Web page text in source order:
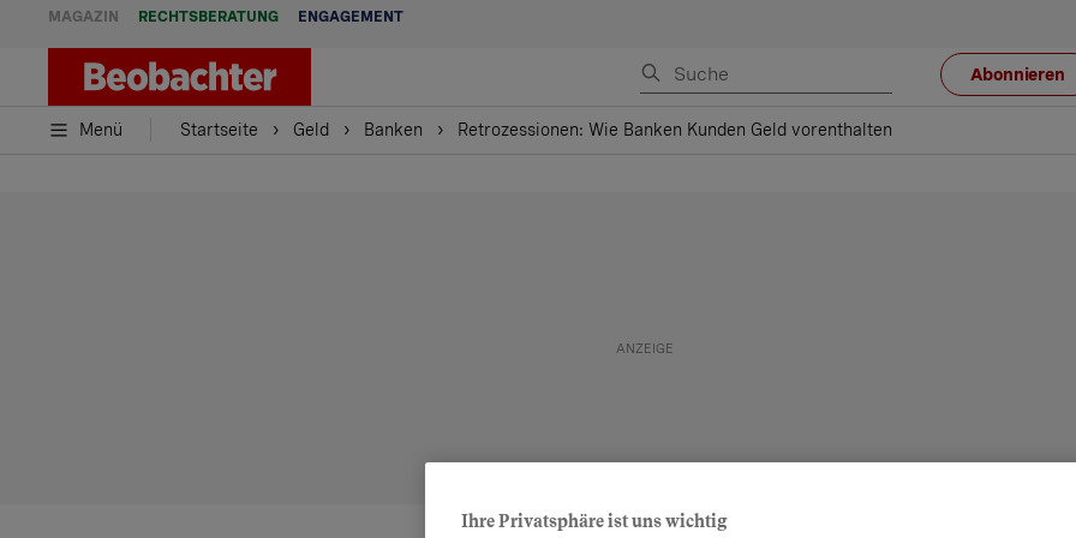
MAGAZIN RECHTSBERATUNG ENGAGEMENT
Abonnieren
Menü Startseite Geld Banken Retrozessionen: Wie Banken Kunden Geld vorenthalten
Ihre Privatsphäre ist uns wichtig